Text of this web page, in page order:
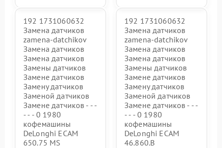
192 1731060632
Замена датчиков
zamena-datchikov
Замена датчиков
Замена датчиков
Замены датчиков
Замене датчиков
Замену датчиков
Заменой датчиков
Замене датчиков - - -
- - - 0 1980
кофемашины
DeLonghi ECAM
650.75 MS
192 1731060632
Замена датчиков
zamena-datchikov
Замена датчиков
Замена датчиков
Замены датчиков
Замене датчиков
Замену датчиков
Заменой датчиков
Замене датчиков - - -
- - - 0 1980
кофемашины
DeLonghi ECAM
46.860.B